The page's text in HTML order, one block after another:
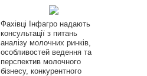
Фахівці Інфагро надають
консультації з питань
аналізу молочних ринків,
особливостей ведення та
перспектив молочного
бізнесу, конкурентного